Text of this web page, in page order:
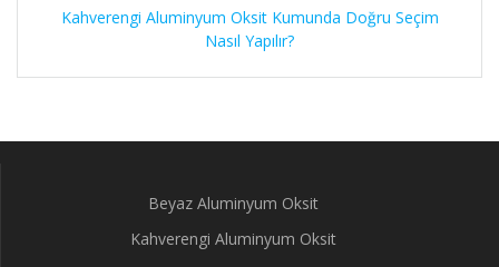
Kahverengi Aluminyum Oksit Kumunda Doğru Seçim
Nasıl Yapılır?
Beyaz Aluminyum Oksit
Kahverengi Aluminyum Oksit